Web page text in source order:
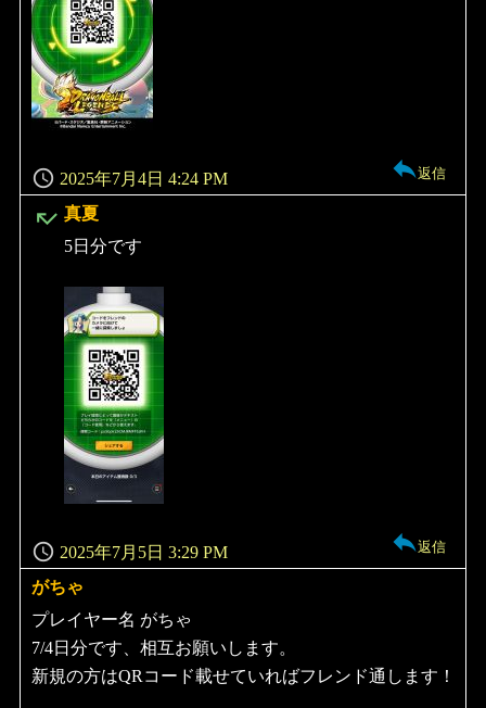
2025年7月4日 4:24 PM 返信
真夏
よ
2025年7月5日 3:29 PM
5日分です
返信
がちゃ
よ
り:
プレイヤー名 がちゃ
7/4日分です、相互お願いします。
新規の方はQRコード載せていればフレンド通します！